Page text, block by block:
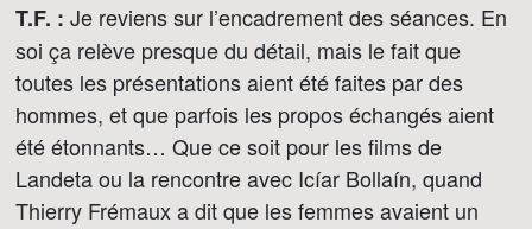
T.F. : Je reviens sur l’encadrement des séances. En
soi ça relève presque du détail, mais le fait que
toutes les présentations aient été faites par des
hommes, et que parfois les propos échangés aient
été étonnants… Que ce soit pour les films de
Landeta ou la rencontre avec Icíar Bollaín, quand
Thierry Frémaux a dit que les femmes avaient un